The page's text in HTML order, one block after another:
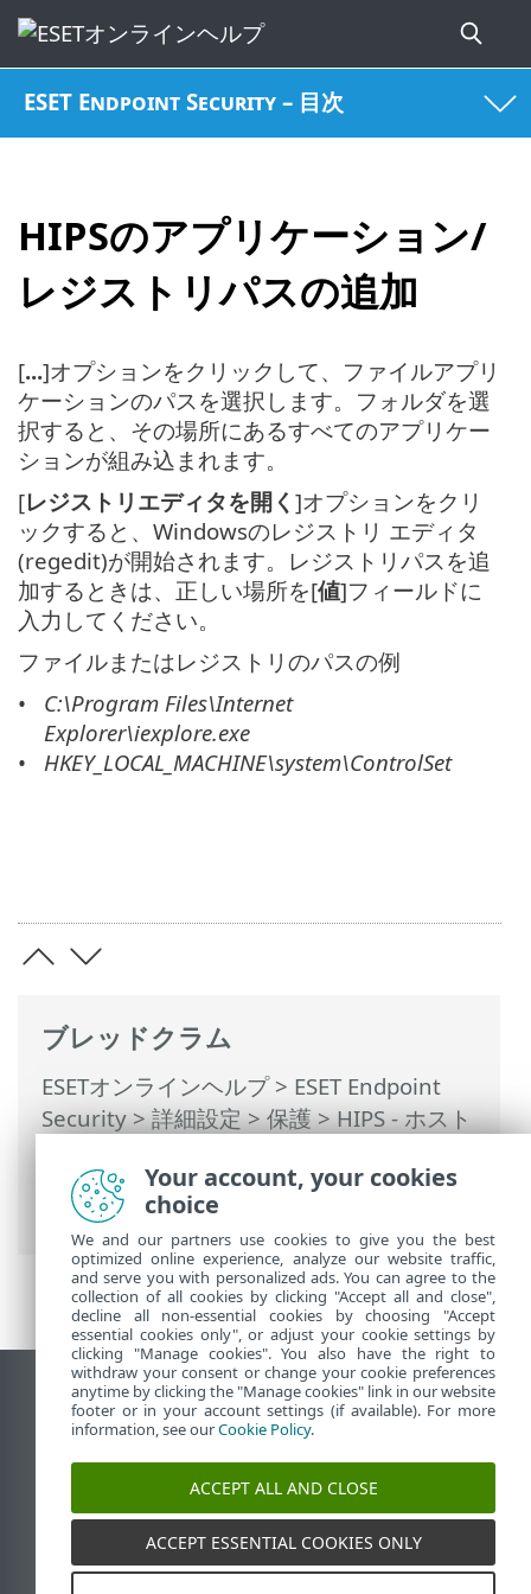
ESET Endpoint Security – 目次
HIPSのアプリケーション/
レジストリパスの追加
ブレッドクラム
ESETオンラインヘルプ> ESET Endpoint
Security>詳細設定>保護>HIPS - ホスト
> HIPSのアプリケーション/レジストリ
パスの追加
[...]オプションをクリックして、ファイルアプリ
ケーションのパスを選択します。フォルダを選
択すると、その場所にあるすべてのアプリケー
ションが組み込まれます。
[レジストリエディタを開く ]オプションをクリ
ックすると、Windowsのレジストリ エディタ
(regedit)が開始されます。レジストリパスを追
加するときは、正しい場所を[値]フィールドに
入力してください。
ファイルまたはレジストリのパスの例
C:\Program Files\Internet
Explorer\iexplore.exe
HKEY_LOCAL_MACHINE\system\ControlSet
デスクトップサイトの表示
End of Life
ESETナレッジベース
ESETフォーラム
ESET Status Portal
地域サポート
Your account, your cookies
choice
We and our partners use cookies to give you the best
optimized online experience, analyze our website traffic,
and serve you with personalized ads. You can agree to the
collection of all cookies by clicking "Accept all and close",
decline all non-essential cookies by choosing "Accept
essential cookies only", or adjust your cookie settings by
clicking "Manage cookies". You also have the right to
withdraw your consent or change your cookie preferences
anytime by clicking the "Manage cookies" link in our website
footer or in your account settings (if available). For more
information, see ourCookie Policy.
ACCEPT ALL AND CLOSE
ACCEPT ESSENTIAL COOKIES ONLY